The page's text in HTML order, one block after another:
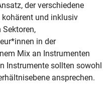
der verschiedene
und inklusiv
in der
Mix an Instrumenten
Instrumente sollten sowohl
ansprechen.